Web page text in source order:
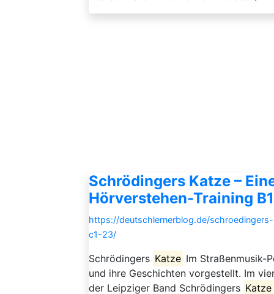
Schrödingers Katze –
Hörverstehen-Training
https://deutschlernerblog.de/
c1-23/
Schrödingers Katze Im Straßenmusik-
und ihre Geschichten vorgestellt. Im
der Leipziger Band Schrödingers Katze